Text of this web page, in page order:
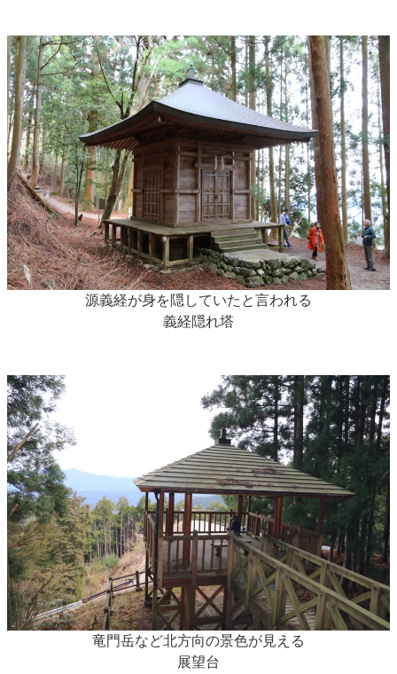
源義経が身を隠していたと言われる
義経隠れ塔
竜門岳など北方向の景色が見える
展望台